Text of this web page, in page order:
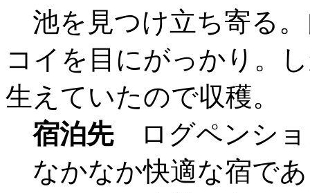
池を見つけ立ち寄る
コイを目にがっかり。
生えていたので収穫。
宿泊先ログペンシ
なかなか快適な宿で